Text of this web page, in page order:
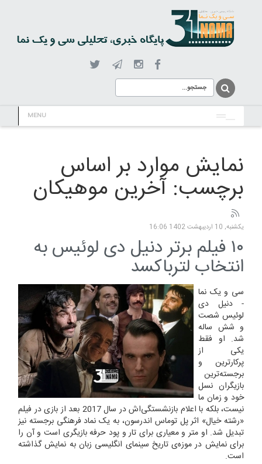
MENU
نمایش موارد بر اساس
برچسب: آخرین موهیکان
یکشنبه, 10 ارديبهشت 1402 16:06
۱۰ فیلم برتر دنیل دی لوئیس به
انتخاب لترباکسد
سی و یک نما
- دنیل دی
لوئیس شصت
و شش ساله
شد. او فقط
یکی از
پرکارترین و
برجسته‌ترین
بازیگران نسل
خود و زمان ما
نیست، بلکه با اعلام بازنشستگی‌اش در سال 2017 بعد از بازی در فیلم
«رشته خیال» اثر پل توماس اندرسون، به یک نماد فرهنگی برجسته نیز
تبدیل شد. او متر و معیاری برای تار و پود حرفه بازیگری است و آن را
برای نمایش در موزه‌ی تاریخ سینمای انگلیسی زبان به نمایش گذاشته
است.